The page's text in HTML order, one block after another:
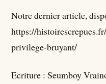
Notre dernier article,
https://
privilege-bruyant/
Ecriture : Seumboy